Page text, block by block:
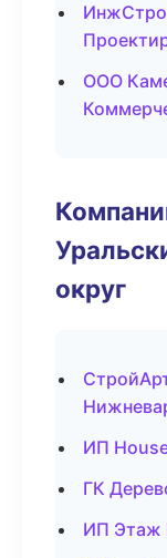
ООО
округ
ИП
ГК
ИП Этаж